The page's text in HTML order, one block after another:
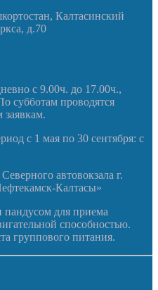
Калтасинский
д.70
с 9.00ч. до 17.00ч.,
субботам проводятся
заявкам.
с 1 мая по 30 сентября: с
автовокзала г.
Калтасы»
пандусом для приема
способностью.
группового питания.